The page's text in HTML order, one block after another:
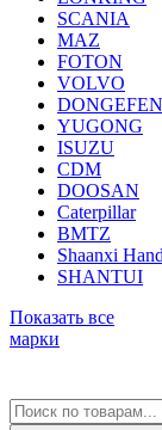
SCANIA
MAZ
FOTON
VOLVO
YUGONG
ISUZU
CDM
DOOSAN
Caterpillar
BMTZ
Shaanxi
SHANTUI
Показать все
марки